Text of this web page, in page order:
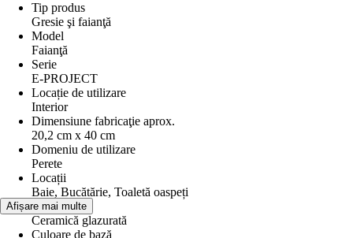
Tip produs
Gresie şi faianţă
Model
Faianţă
Serie
E-PROJECT
Locație de utilizare
Interior
Dimensiune fabricaţie aprox.
20,2 cm x 40 cm
Domeniu de utilizare
Perete
Locații
Baie, Bucătărie, Toaletă oaspeți
Material
Ceramică glazurată
Culoare de bază
Afișare mai multe